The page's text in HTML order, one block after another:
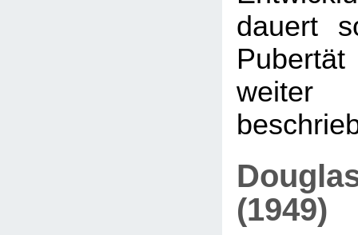
dauert
(1949)